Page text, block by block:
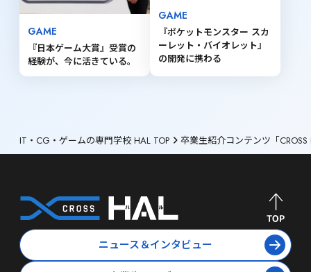
GAME
『日本ゲーム大賞』受賞の
経験が、今に活きている。
GAME
『ポケットモンスター スカ
ーレット・バイオレット』
の開発に携わる
IT・CG・ゲームの専門学校 HAL TOP 卒業生紹介コンテンツ「CROSS
ニュース＆インタビュー